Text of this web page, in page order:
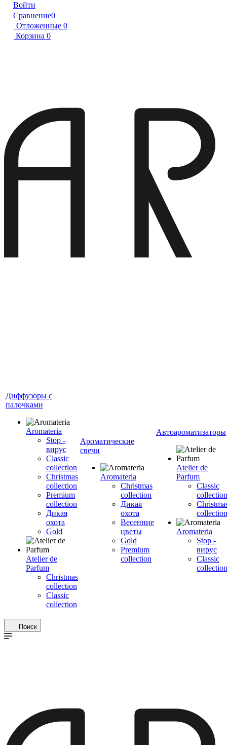
Войти
Сравнение0
Отложенные 0
Корзина 0
Диффузоры с
палочками
Aromateria
Stop -
вирус
Сlassic
collection
Сhristmas
collection
Premium
collection
Дикая
охота
Gold
Atelier de
Parfum
Christmas
collection
Classic
collection
Ароматические
свечи
Aromateria
Сhristmas
collection
Дикая
охота
Весенние
цветы
Gold
Premium
collection
Автоароматизаторы
Atelier de
Parfum
Classic
collection
collection
Aromateria
Stop -
вирус
Сlassic
collection
Поиск